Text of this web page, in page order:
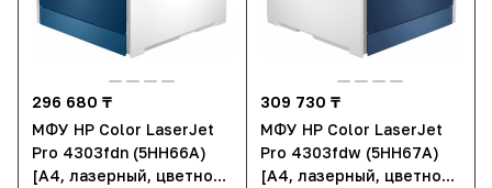
296 680 ₸
МФУ HP Color LaserJet
Pro 4303fdn (5HH66A)
[A4, лазерный, цветной,
309 730 ₸
МФУ HP Color LaserJet
Pro 4303fdw (5HH67A)
[A4, лазерный, цветной,